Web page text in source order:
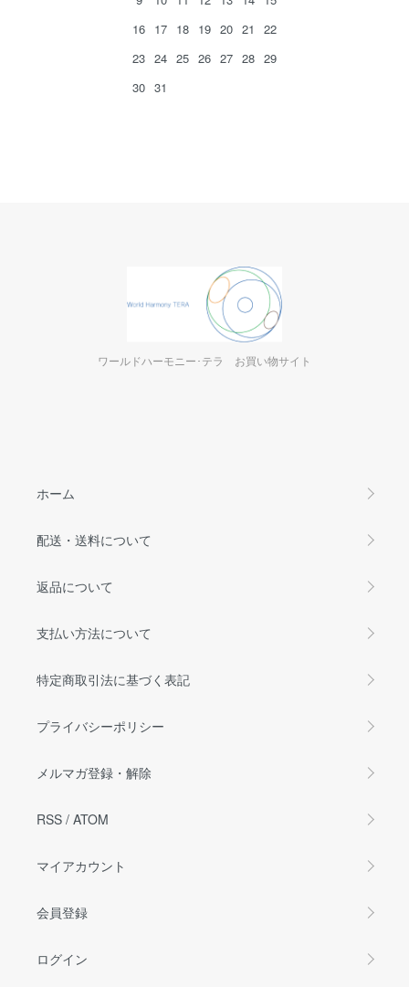
16 17 18 19 20 21
22
23 24 25 26 27 28 29
30 31
ワールドハーモニー･テラ お買い物サイト
ホーム
配送・送料について
返品について
支払い方法について
特定商取引法に基づく表記
プライバシーポリシー
メルマガ登録・解除
RSS / ATOM
マイアカウント
会員登録
ログイン